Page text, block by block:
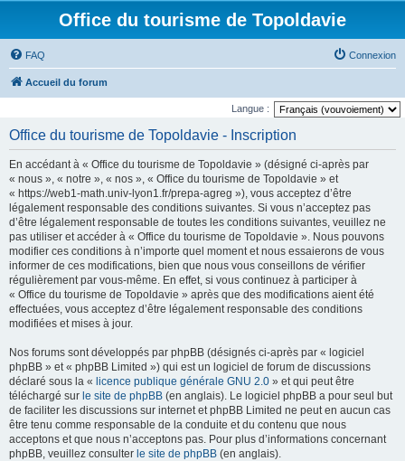
Office du tourisme de Topoldavie
FAQ Connexion
Accueil du forum
Langue :
Office du tourisme de Topoldavie - Inscription
En accédant à « Office du tourisme de Topoldavie » (désigné ci-après par
« nous », « notre », « nos », « Office du tourisme de Topoldavie » et
« https://web1-math.univ-lyon1.fr/prepa-agreg »), vous acceptez d’être
légalement responsable des conditions suivantes. Si vous n’acceptez pas
d’être légalement responsable de toutes les conditions suivantes, veuillez ne
pas utiliser et accéder à « Office du tourisme de Topoldavie ». Nous pouvons
modifier ces conditions à n’importe quel moment et nous essaierons de vous
informer de ces modifications, bien que nous vous conseillons de vérifier
régulièrement par vous-même. En effet, si vous continuez à participer à
« Office du tourisme de Topoldavie » après que des modifications aient été
effectuées, vous acceptez d’être légalement responsable des conditions
modifiées et mises à jour.
Nos forums sont développés par phpBB (désignés ci-après par « logiciel
phpBB » et « phpBB Limited ») qui est un logiciel de forum de discussions
déclaré sous la « licence publique générale GNU 2.0 » et qui peut être
téléchargé sur le site de phpBB (en anglais). Le logiciel phpBB a pour seul but
de faciliter les discussions sur internet et phpBB Limited ne peut en aucun cas
être tenu comme responsable de la conduite et du contenu que nous
acceptons et que nous n’acceptons pas. Pour plus d’informations concernant
phpBB, veuillez consulter le site de phpBB (en anglais).